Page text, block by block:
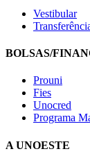
Vestibular
BOLSAS/
Prouni
Fies
Unocred
Programa
A UNOESTE